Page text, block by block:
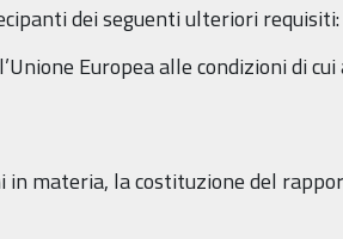
dei seguenti ulteriori requisiti:
Europea alle condizioni di cui
in materia, la costituzione del